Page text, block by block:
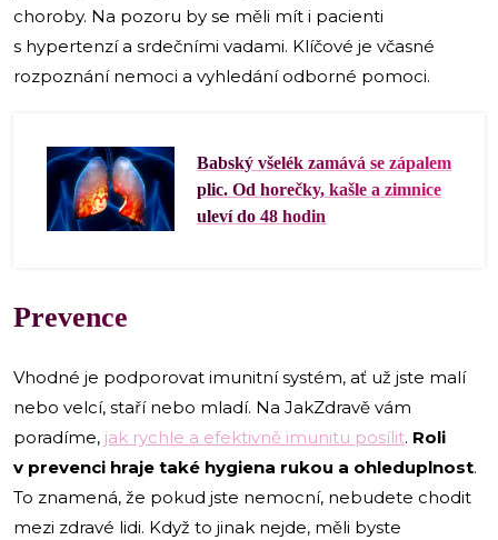
choroby. Na pozoru by se měli mít i pacienti
s hypertenzí a srdečními vadami. Klíčové je včasné
rozpoznání nemoci a vyhledání odborné pomoci.
Babský všelék zamává se zápalem
plic. Od horečky, kašle a zimnice
uleví do 48 hodin
Prevence
Vhodné je podporovat imunitní systém, ať už jste malí
nebo velcí, staří nebo mladí. Na JakZdravě vám
poradíme, jak rychle a efektivně imunitu posílit. Roli
v prevenci hraje také hygiena rukou a ohleduplnost.
To znamená, že pokud jste nemocní, nebudete chodit
mezi zdravé lidi. Když to jinak nejde, měli byste